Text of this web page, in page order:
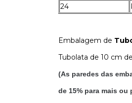
24
Embalagem de
Tubolata de 10 cm
(As paredes das
de 15% para mais ou